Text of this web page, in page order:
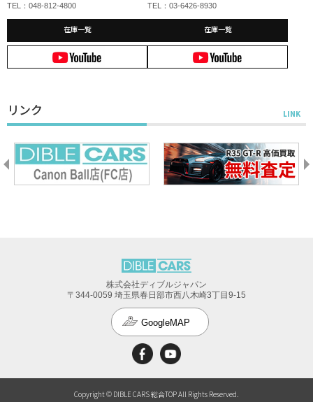
TEL：048-812-4800
在庫一覧
TEL：03-6426-8930
在庫一覧
リンク
株式会社ディブルジャパン
〒344-0059 埼玉県春日部市西八木崎3丁目9-15
GoogleMAP
Copyright © DIBLE CARS 総合TOP All Rights Reserved.